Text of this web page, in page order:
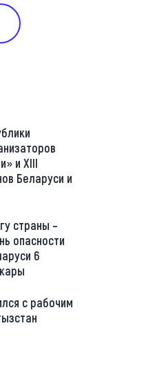
и XIII
Беларуси и
страны –
опасности
6
с рабочим